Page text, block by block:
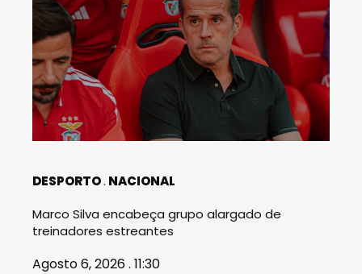
DESPORTO NACIONAL
Marco Silva encabeça grupo alargado de
treinadores estreantes
Agosto 6, 2026 . 11:30